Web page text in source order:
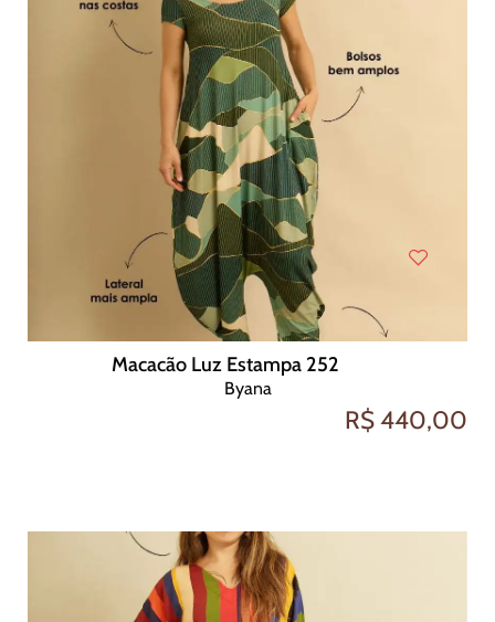
Macacão Luz Estampa 252
Byana
R$ 440,00